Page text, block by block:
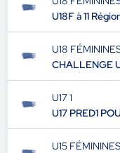
U18F à 11
U18
CHALLENGE
U17 1
U17 PRED1
U15 FÉMININES